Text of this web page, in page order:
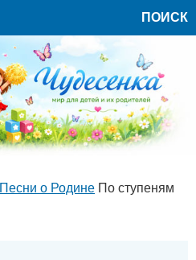
ПОИСК
Песни о Родине По ступеням